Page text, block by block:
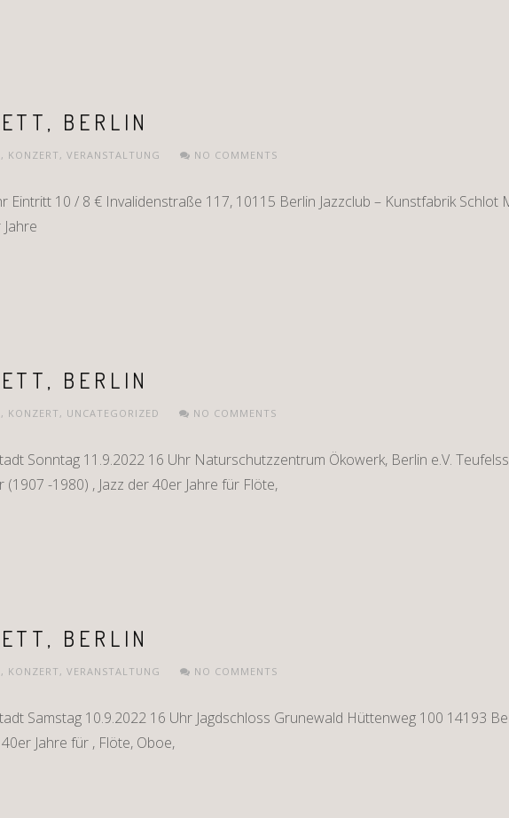
BERLIN
, KONZERT , VERANSTALTUNG NO COMMENTS
Eintritt 10 / 8 € Invalidenstraße 117, 10115 Berlin Jazzclub – Kunstfabrik Schlot
BERLIN
, KONZERT , UNCATEGORIZED NO COMMENTS
Sonntag 11.9.2022 16 Uhr Naturschutzzentrum Ökowerk, Berlin e.V.
-1980) , Jazz der 40er Jahre für Flöte,
BERLIN
, KONZERT , VERANSTALTUNG NO COMMENTS
Samstag 10.9.2022 16 Uhr Jagdschloss Grunewald Hüttenweg 100 14193
Jahre für , Flöte, Oboe,